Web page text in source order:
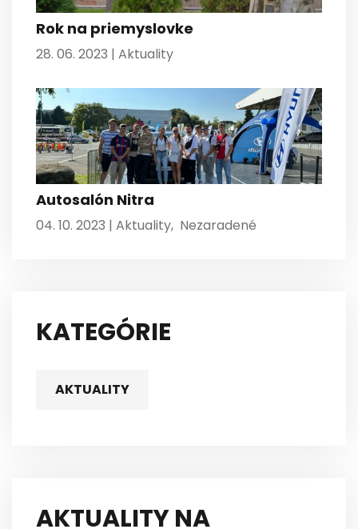
Rok na priemyslovke
28. 06. 2023 | Aktuality
Autosalón Nitra
04. 10. 2023 | Aktuality, Nezaradené
KATEGÓRIE
AKTUALITY
AKTUALITY NA